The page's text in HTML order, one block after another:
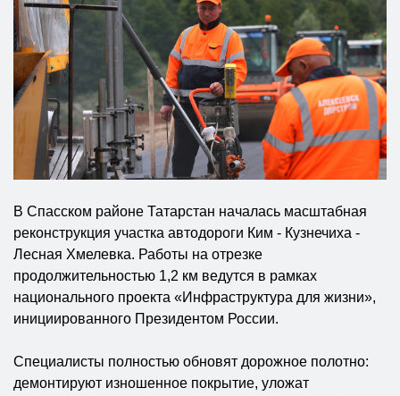
В Спасском районе Татарстан началась масштабная
реконструкция участка автодороги Ким - Кузнечиха -
Лесная Хмелевка. Работы на отрезке
продолжительностью 1,2 км ведутся в рамках
национального проекта «Инфраструктура для жизни»,
инициированного Президентом России.
Специалисты полностью обновят дорожное полотно:
демонтируют изношенное покрытие, уложат